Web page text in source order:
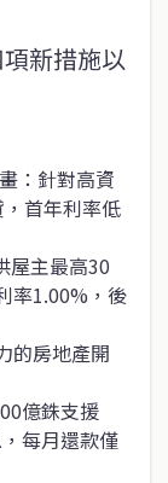
新措施以
：針對高資
首年利率低
屋主最高30
率1.00%，後
的房地產開
億銖支援
每月還款僅